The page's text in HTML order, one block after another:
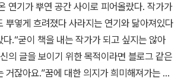
연기가 뿌연 공간 사이로 피어올랐다. 작가가
뿌옇게 흐려졌다 사라지는 연기와 닮아져있다
.“굳이 책을 내는 작가가 되고 싶지는 않아
의 글을 보이기 위한 목적이라면 블로그 같은
거잖아요.”꿈에 대한 의지가 희미해져가는 것